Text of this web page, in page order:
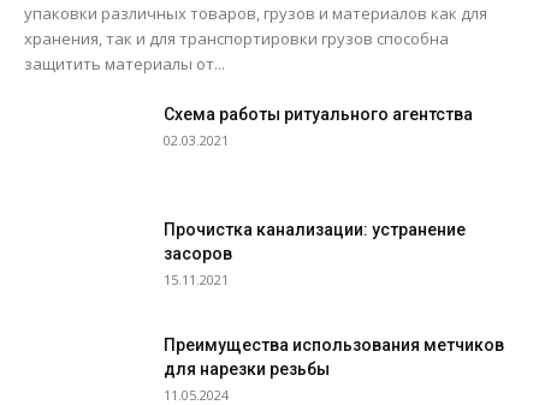
упаковки различных товаров, грузов и материалов как для
хранения, так и для транспортировки грузов способна
защитить материалы от...
Схема работы ритуального агентства
02.03.2021
Прочистка канализации: устранение
засоров
15.11.2021
Преимущества использования метчиков
для нарезки резьбы
11.05.2024